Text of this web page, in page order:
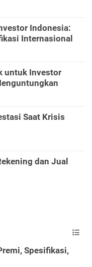
Indonesia:
Internasional
untuk Investor
Saat Krisis
dan Jual
Spesifikasi,